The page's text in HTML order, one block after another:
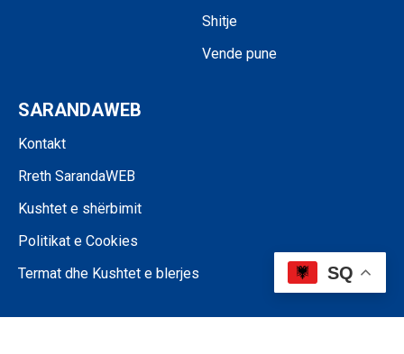
Shitje
Vende pune
SARANDAWEB
Kontakt
Rreth SarandaWEB
Kushtet e shërbimit
Politikat e Cookies
Termat dhe Kushtet e blerjes
SQ